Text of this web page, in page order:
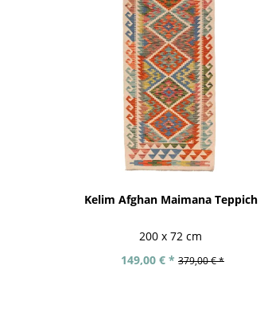
Kelim Afghan Maimana Teppich
200 x 72 cm
149,00 € * 379,00 € *